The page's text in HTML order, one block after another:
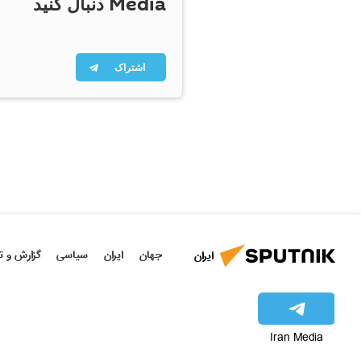
اشتراک
ایران جهان ایران سیاسی گزارش و
Iran Media